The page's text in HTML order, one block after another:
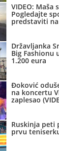
VIDEO: Maša
Pogledajte
predstaviti na
Državljanka
Big Fashionu
1.200 eura
Đoković
na koncertu
zaplesao
Ruskinja peti
prvu